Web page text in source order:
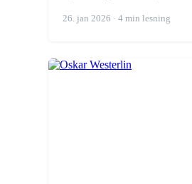
26. jan 2026 · 4 min lesning